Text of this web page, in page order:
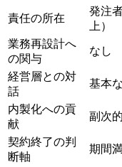
責任の所在
発注
上）
業務再設計へ
の​関与
なし
経営層との対
話
基本
内製化への貢
献
副次的
契約終了の​判
断軸
期間